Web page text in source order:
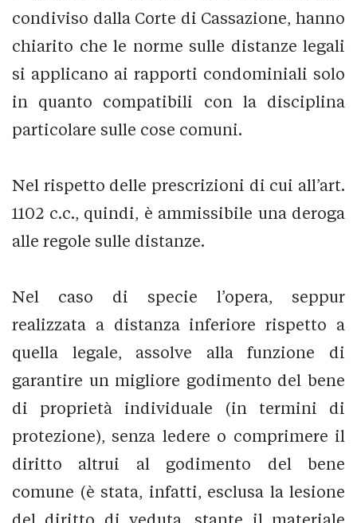
condiviso dalla Corte di Cassazione, hanno
chiarito che le norme sulle distanze legali
si applicano ai rapporti condominiali solo
in quanto compatibili con la disciplina
particolare sulle cose comuni.
Nel rispetto delle prescrizioni di cui all’art.
1102 c.c., quindi, è ammissibile una deroga
alle regole sulle distanze.
Nel caso di specie l’opera, seppur
realizzata a distanza inferiore rispetto a
quella legale, assolve alla funzione di
garantire un migliore godimento del bene
di proprietà individuale (in termini di
protezione), senza ledere o comprimere il
diritto altrui al godimento del bene
comune (è stata, infatti, esclusa la lesione
del diritto di veduta, stante il materiale